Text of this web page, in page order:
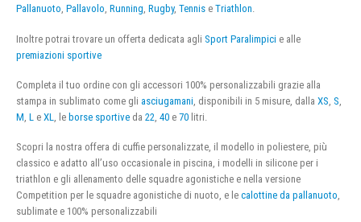
Pallanuoto, Pallavolo, Running, Rugby, Tennis e Triathlon.
Inoltre potrai trovare un offerta dedicata agli Sport Paralimpici e alle
premiazioni sportive
Completa il tuo ordine con gli accessori 100% personalizzabili grazie alla
stampa in sublimato come gli asciugamani , disponibili in 5 misure, dalla XS S
M L e XL , le borse sportive da 22 40 e 70 litri.
Scopri la nostra offera di cuffie personalizzate, il modello in poliestere, più
classico e adatto all’uso occasionale in piscina, i modelli in silicone per i
triathlon e gli allenamento delle squadre agonistiche e nella versione
Competition per le squadre agonistiche di nuoto, e le calottine da pallanuoto,
sublimate e 100% personalizzabili